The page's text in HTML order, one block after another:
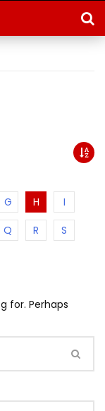
G H
I
Q R
S
for. Perhaps